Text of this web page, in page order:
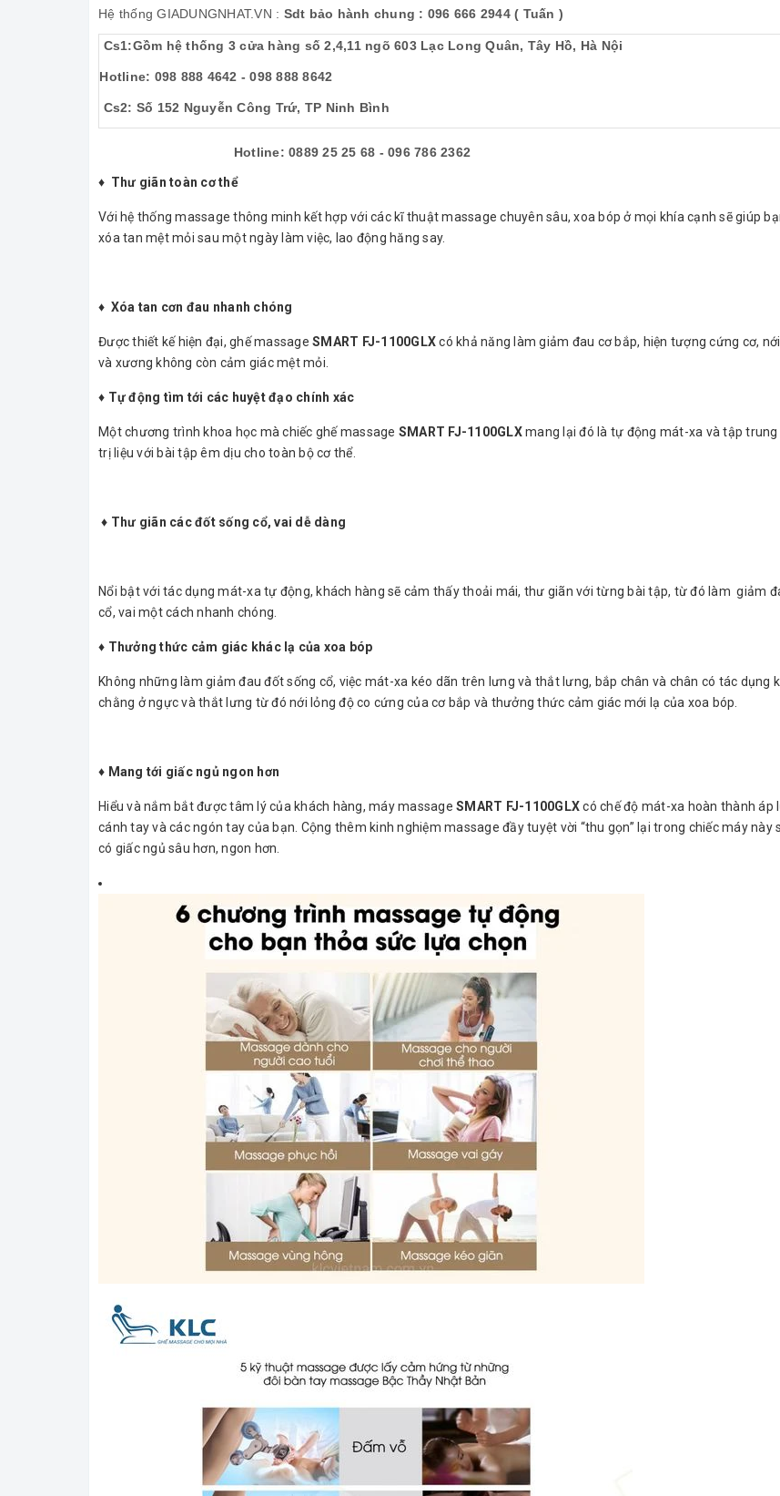
Hệ thống GIADUNGNHAT.VN : Sdt bảo hành chung : 096 666 2944 ( Tuấn )
Cs1:Gồm hệ thống 3 cửa hàng số 2,4,11 ngõ 603 Lạc Long Quân, Tây Hồ, Hà Nội
Hotline: 098 888 4642 - 098 888 8642
Cs2: Số 152 Nguyễn Công Trứ, TP Ninh Bình
Hotline: 0889 25 25 68 - 096 786 2362
♦ Thư giãn toàn cơ thể
Với hệ thống massage thông minh kết hợp với các kĩ thuật massage chuyên sâu, xoa bóp ở mọi khía cạnh sẽ giúp
xóa tan mệt mỏi sau một ngày làm việc, lao động hăng say.
♦ Xóa tan cơn đau nhanh chóng
Được thiết kế hiện đại, ghế massage SMART FJ-1100GLXcó khả năng làm giảm đau cơ bắp, hiện tượng cứng cơ,
và xương không còn cảm giác mệt mỏi.
♦ Tự động tìm tới các huyệt đạo chính xác
Một chương trình khoa học mà chiếc ghế massage SMART FJ-1100GLXmang lại đó là tự động mát-xa và tập trung
trị liệu với bài tập êm dịu cho toàn bộ cơ thể.
♦ Thư giãn các đốt sống cổ, vai dễ dàng
Nổi bật với tác dụng mát-xa tự động, khách hàng sẽ cảm thấy thoải mái, thư giãn với từng bài tập, từ đó làm giảm
cổ, vai một cách nhanh chóng.
♦ Thưởng thức cảm giác khác lạ của xoa bóp
Không những làm giảm đau đốt sống cổ, việc mát-xa kéo dãn trên lưng và thắt lưng, bắp chân và chân có tác dụng
chằng ở ngực và thắt lưng từ đó nới lỏng độ co cứng của cơ bắp và thưởng thức cảm giác mới lạ của xoa bóp.
♦ Mang tới giấc ngủ ngon hơn
Hiểu và nắm bắt được tâm lý của khách hàng, máy massage SMART FJ-1100GLXcó chế độ mát-xa hoàn thành áp
cánh tay và các ngón tay của bạn. Cộng thêm kinh nghiệm massage đầy tuyệt vời “thu gọn” lại trong chiếc máy này
có giấc ngủ sâu hơn, ngon hơn.